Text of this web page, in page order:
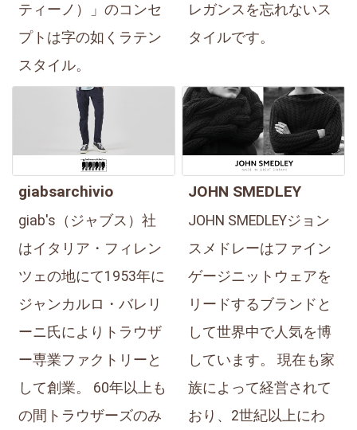
ティーノ）」のコンセ
プトは字の如くラテン
スタイル。
レガンスを忘れないス
タイルです。
giabsarchivio
giab's（ジャブス）社
はイタリア・フィレン
ツェの地にて1953年に
ジャンカルロ・バレリ
ーニ氏によりトラウザ
ー専業ファクトリーと
して創業。 60年以上も
の間トラウザーズのみ
JOHN SMEDLEY
JOHN SMEDLEYジョン
スメドレーはファイン
ゲージニットウェアを
リードするブランドと
して世界中で人気を博
しています。 現在も家
族によって経営されて
おり、2世紀以上にわ